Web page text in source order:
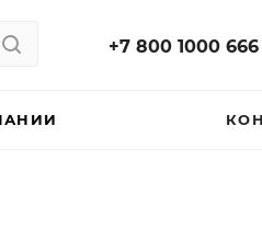
+7 800 1000 666